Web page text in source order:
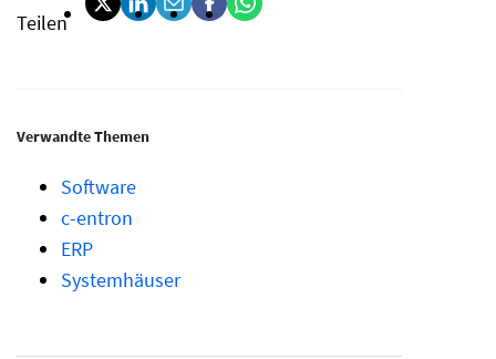
Teilen
Verwandte Themen
Software
c-entron
ERP
Systemhäuser